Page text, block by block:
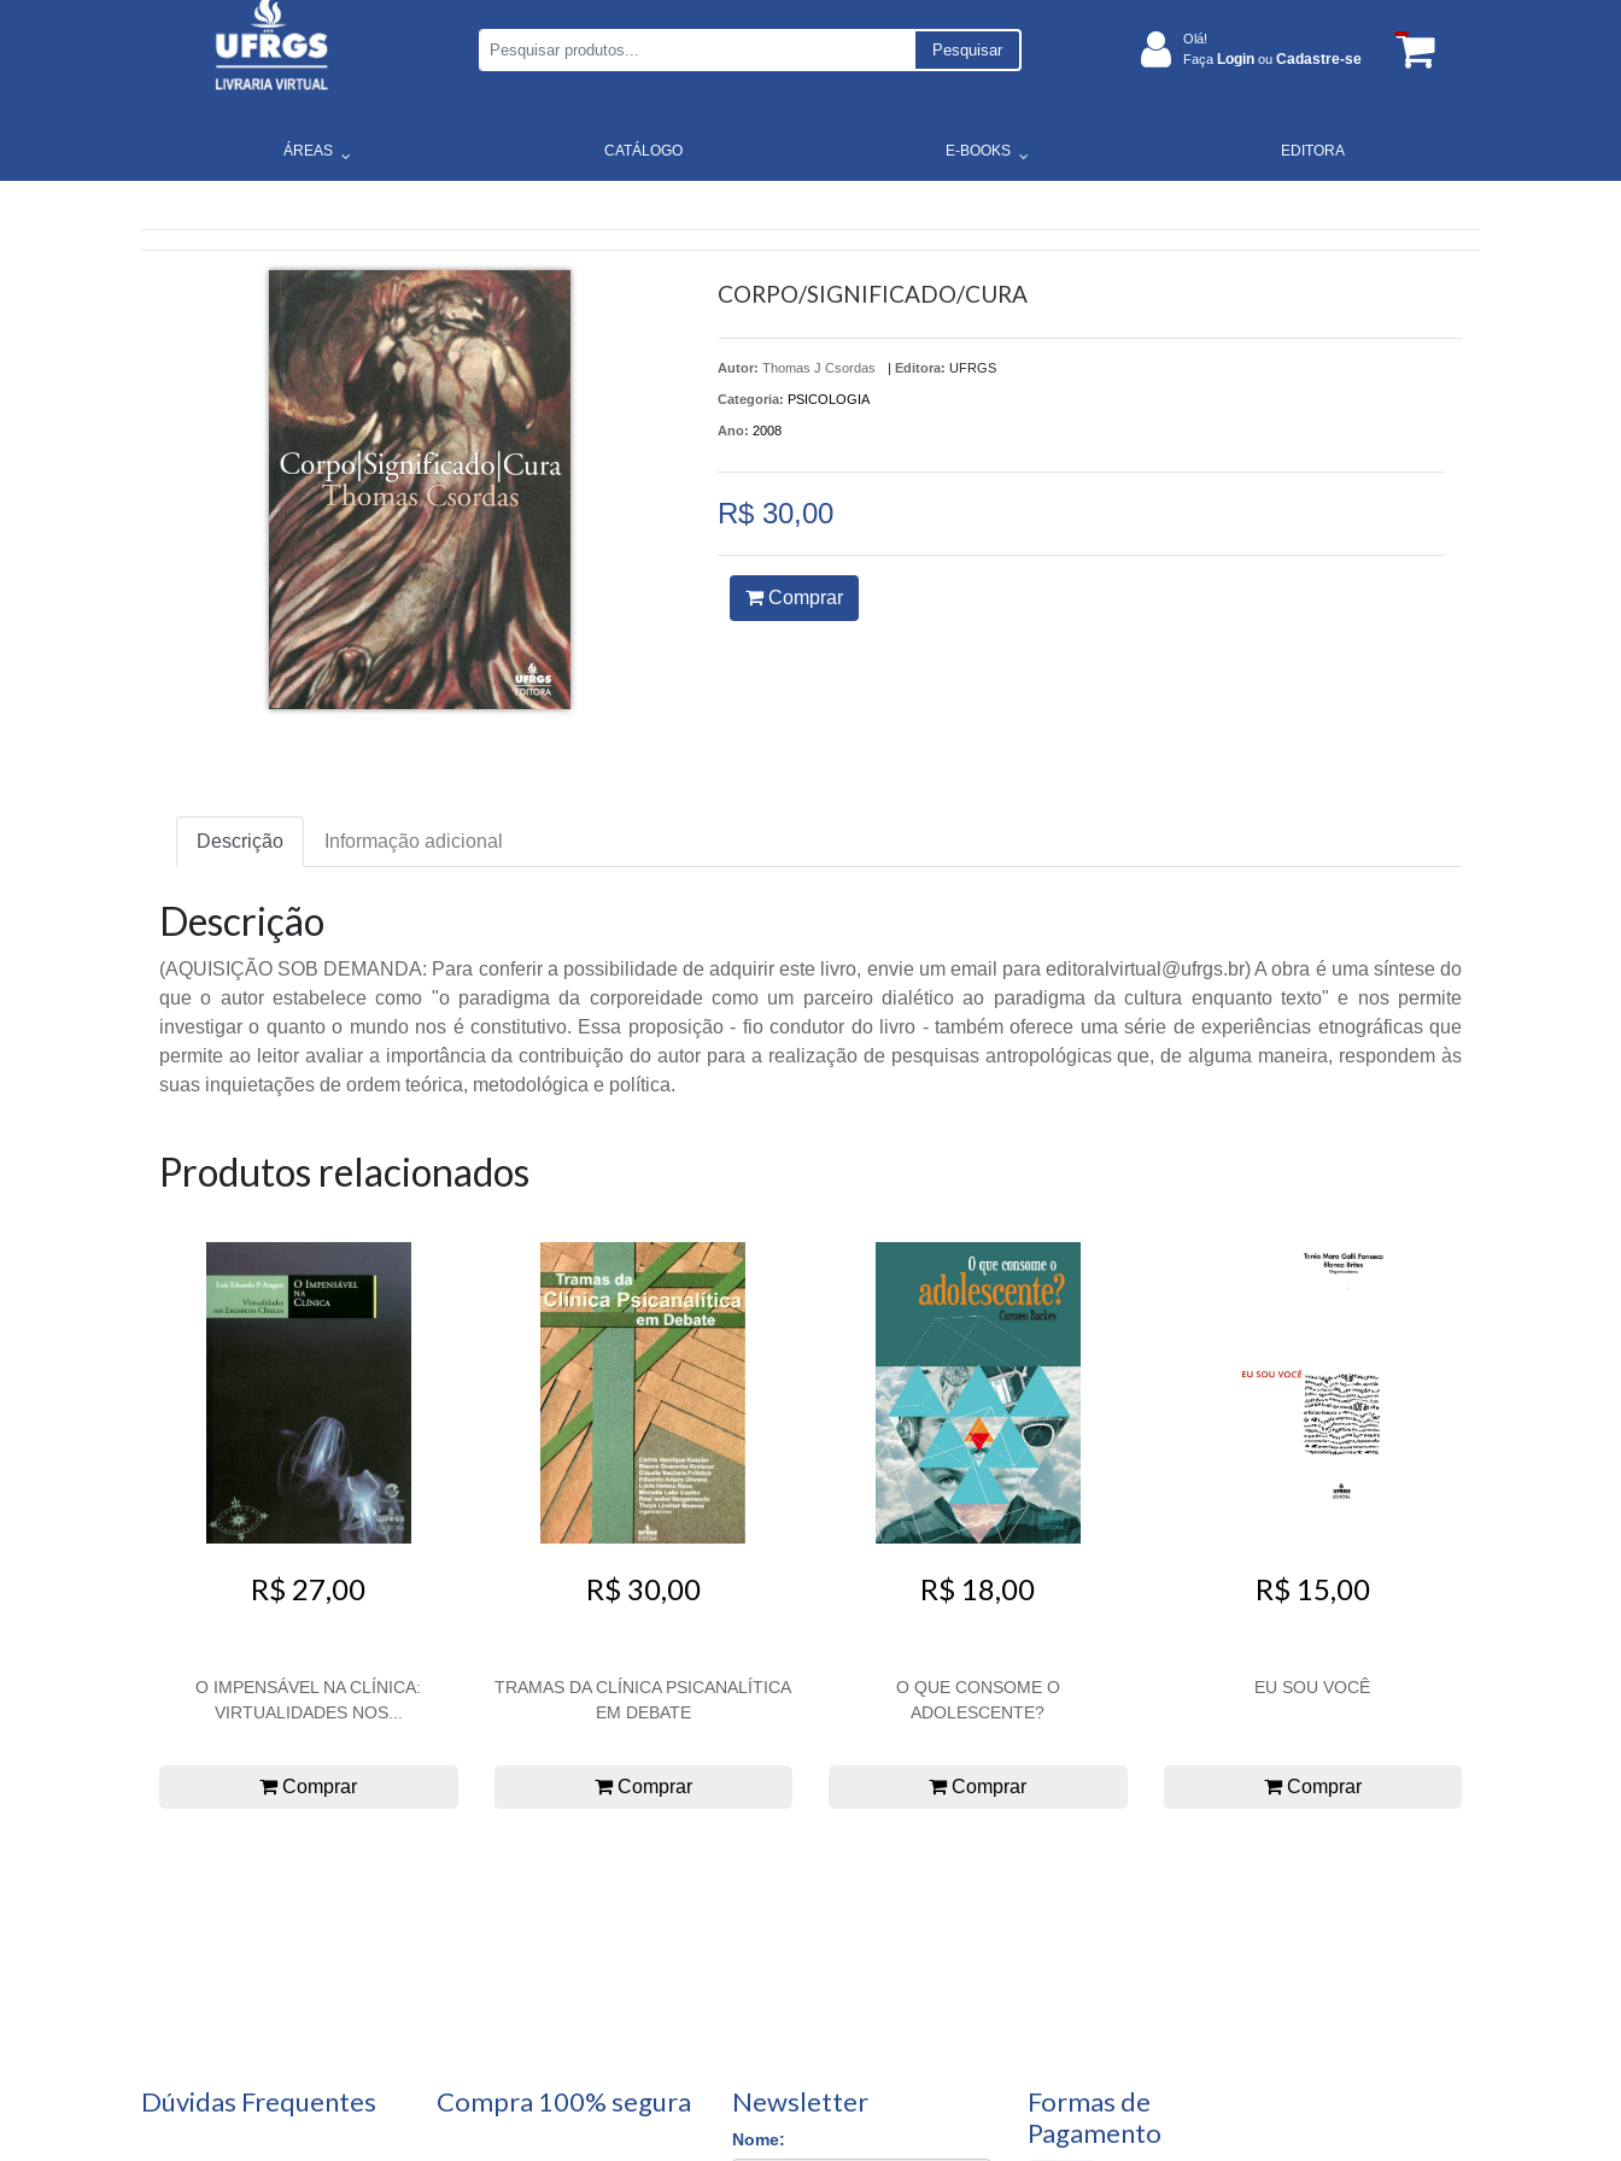
Pesquisar
Olá!
Faça Login ou Cadastre-se
ÁREAS CATÁLOGO E-BOOKS EDITORA
CORPO/SIGNIFICADO/CURA
Autor: Thomas J Csordas | Editora: UFRGS
Categoria: PSICOLOGIA
Ano: 2008
R$ 30,00
Comprar
Descrição Informação adicional
Descrição
(AQUISIÇÃO SOB DEMANDA: Para conferir a possibilidade de adquirir este livro, envie um email para editoralvirtual@ufrgs.br) A obra é uma síntese do
que o autor estabelece como "o paradigma da corporeidade como um parceiro dialético ao paradigma da cultura enquanto texto" e nos permite
investigar o quanto o mundo nos é constitutivo. Essa proposição - fio condutor do livro - também oferece uma série de experiências etnográficas que
permite ao leitor avaliar a importância da contribuição do autor para a realização de pesquisas antropológicas que, de alguma maneira, respondem às
suas inquietações de ordem teórica, metodológica e política.
Produtos relacionados
R$ 27,00
O IMPENSÁVEL NA CLÍNICA:
VIRTUALIDADES NOS...
Comprar
R$ 30,00
TRAMAS DA CLÍNICA PSICANALÍTICA
EM DEBATE
Comprar
R$ 18,00
O QUE CONSOME O
ADOLESCENTE?
Comprar
R$ 15,00
EU SOU VOCÊ
Comprar
Dúvidas Frequentes Compra 100% segura Newsletter
Nome:
Formas de
Pagamento